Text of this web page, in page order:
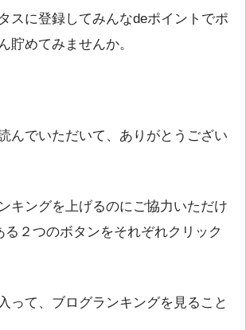
スに登録してみんなdeポイントでポ
貯めてみませんか。
んでいただいて、ありがとうござい
キングを上げるのにご協力いただけ
２つのボタンをそれぞれクリック
って、ブログランキングを見ること